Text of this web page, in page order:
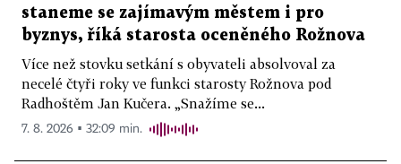
staneme se zajímavým městem i pro
byznys, říká starosta oceněného Rožnova
Více než stovku setkání s obyvateli absolvoval za
necelé čtyři roky ve funkci starosty Rožnova pod
Radhoštěm Jan Kučera. „Snažíme se...
7. 8. 2026 ▪ 32:09 min.